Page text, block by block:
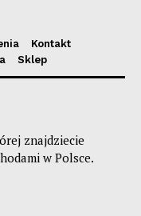
Kontakt
Sklep
znajdziecie
w Polsce.